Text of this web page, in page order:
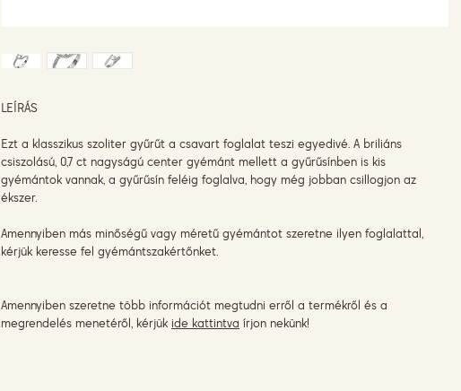
LEÍRÁS
Ezt a klasszikus szoliter gyűrűt a csavart foglalat teszi egyedivé. A briliáns
csiszolású, 0,7 ct nagyságú center gyémánt mellett a gyűrűsínben is kis
gyémántok vannak, a gyűrűsín feléig foglalva, hogy még jobban csillogjon az
ékszer.
Amennyiben más minőségű vagy méretű gyémántot szeretne ilyen foglalattal,
kérjük keresse fel gyémántszakértőnket.
Amennyiben szeretne több információt megtudni erről a termékről és a
megrendelés menetéről, kérjük ide kattintva írjon nekünk!